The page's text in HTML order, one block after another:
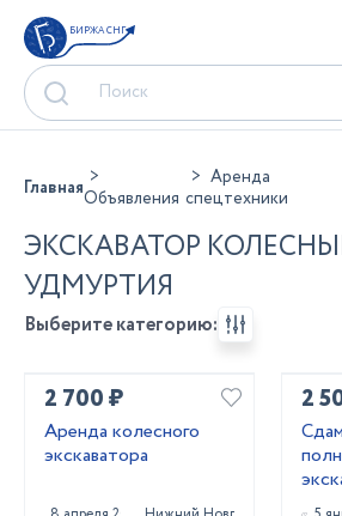
БИРЖА СНГ
ГлавнаяОбъявления
Аренда
спецтехники
ЭКСКАВАТОР
УДМУРТИЯ
Выберите категорию:
2 700 ₽
Аренда колесного
экскаватора
2